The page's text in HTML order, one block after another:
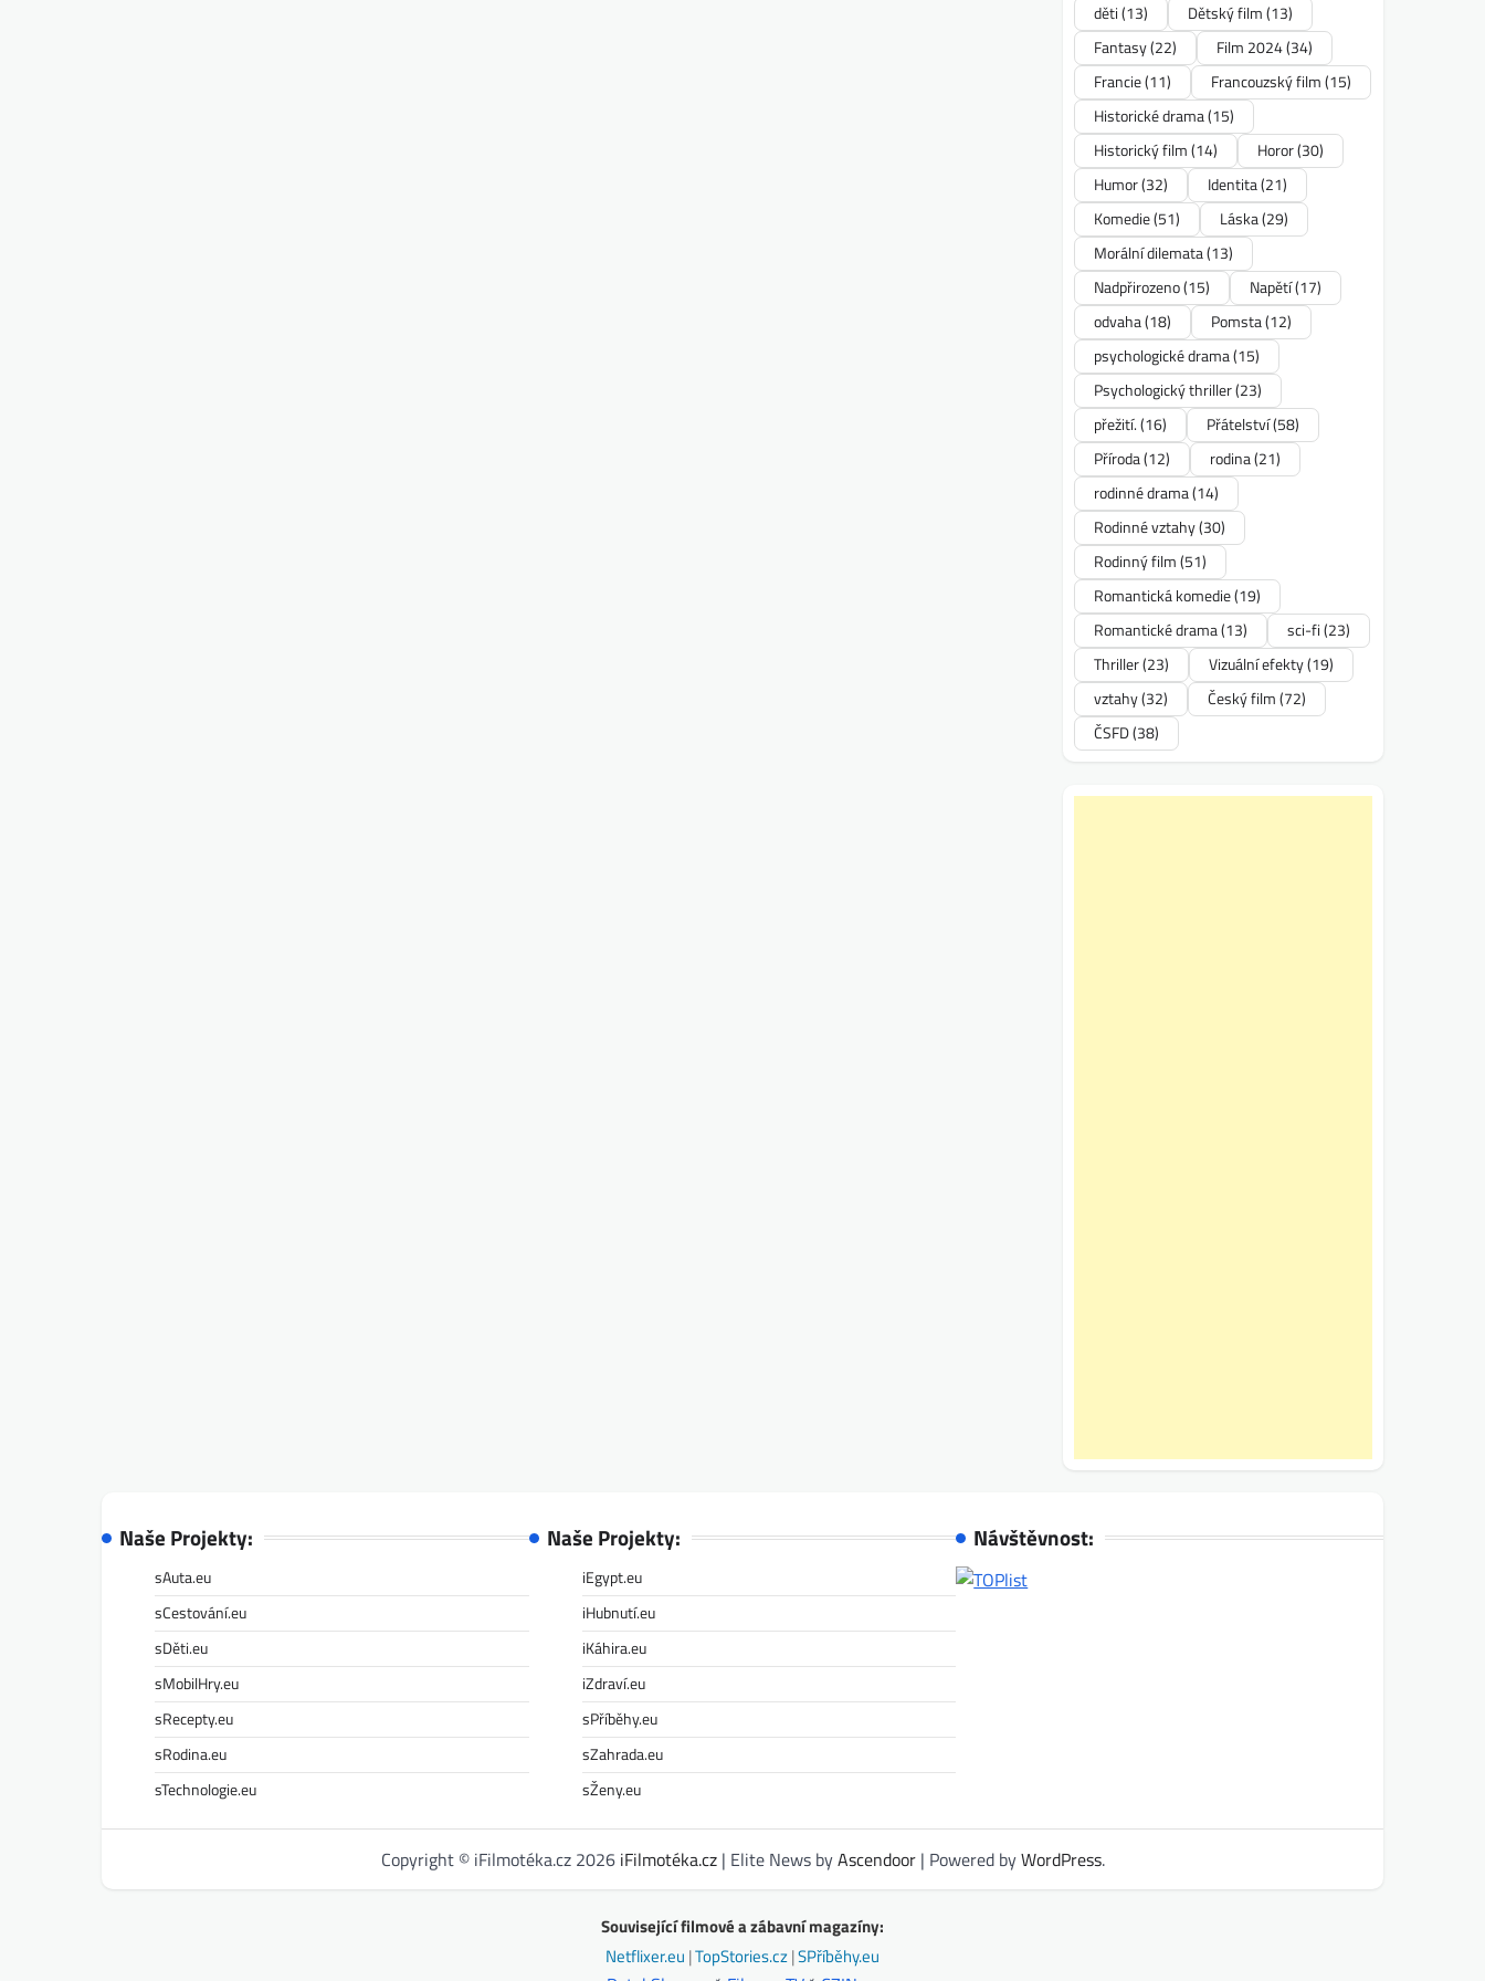
děti(13) Dětský film(13)
Fantasy(22) Film 2024(34)
Francie(11) Francouzský film(15)
Historické drama(15)
Historický film(14) Horor(30)
Humor(32) Identita(21)
Komedie(51) Láska(29)
Morální dilemata(13)
Nadpřirozeno(15) Napětí(17)
odvaha(18) Pomsta(12)
psychologické drama(15)
Psychologický thriller(23)
přežití.(16) Přátelství(58)
Příroda(12) rodina(21)
rodinné drama(14)
Rodinné vztahy(30)
Rodinný film(51)
Romantická komedie(19)
Romantické drama(13) sci-fi(23)
Thriller(23) Vizuální efekty(19)
vztahy(32) Český film(72)
ČSFD(38)
Naše Projekty:
sAuta.eu
sCestování.eu
sDěti.eu
sMobilHry.eu
sRecepty.eu
sRodina.eu
sTechnologie.eu
Naše Projekty:
iEgypt.eu
iHubnutí.eu
iKáhira.eu
iZdraví.eu
sPříběhy.eu
sZahrada.eu
sŽeny.eu
Návštěvnost:
Copyright © iFilmotéka.cz 2026 iFilmotéka.cz| Elite News byAscendoor| Powered byWordPress.
Související filmové a zábavní magazíny:
Netflixer.eu |TopStories.cz|SPříběhy.eu